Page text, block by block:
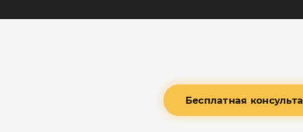
Бесплатная